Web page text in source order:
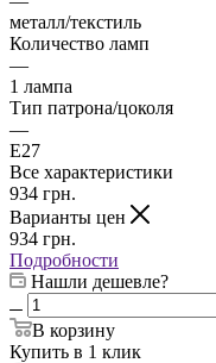
металл/текстиль
Количество ламп
—
1 лампа
Тип патрона/цоколя
—
E27
Все характеристики
934 грн.
Варианты цен
934 грн.
Подробности
Нашли дешевле?
В корзину
Купить в 1 клик